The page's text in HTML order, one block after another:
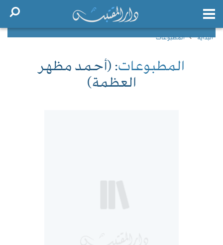
البداية المطبوعات
المطبوعات: (أحمد مظهر
العظمة)